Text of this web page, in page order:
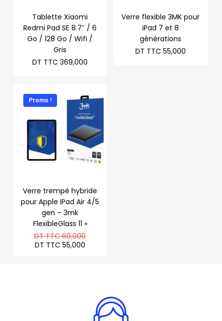
Tablette Xiaomi
Redmi Pad SE 8.7″ / 6
Go / 128 Go / Wifi /
Gris
DT TTC 369,000
Verre flexible 3MK pour
iPad 7 et 8
générations
DT TTC 55,000
Promo !
Verre trempé hybride
pour Apple iPad Air 4/5
gen – 3mk
FlexibleGlass 11 »
DT TTC69,000Le
DT TTC 55,000